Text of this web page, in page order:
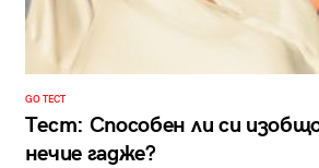
GO ТЕСТ
Тест: Способен ли си
нечие гадже?